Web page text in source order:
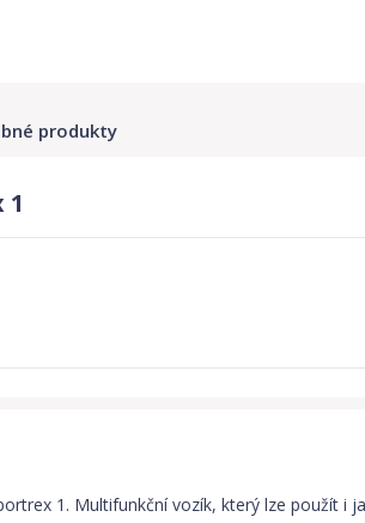
produkty
1. Multifunkční vozík, který lze použít i